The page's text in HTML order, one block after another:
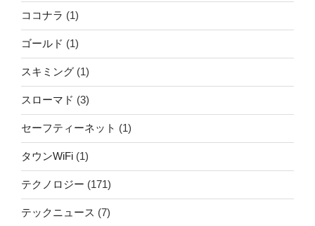
ココナラ (1)
ゴールド (1)
スキミング (1)
スローマド (3)
セーフティーネット (1)
タウンWiFi (1)
テクノロジー (171)
テックニュース (7)